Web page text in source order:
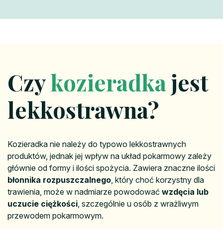
Czykozieradkajest
lekkostrawna?
Kozieradka nie należy do typowo lekkostrawnych
produktów, jednak jej wpływ na układ pokarmowy zależy
głównie od formy i ilości spożycia. Zawiera znaczne ilości
błonnika rozpuszczalnego , który choć korzystny dla
trawienia, może w nadmiarze powodować wzdęcia lub
uczucie ciężkości , szczególnie u osób z wrażliwym
przewodem pokarmowym.